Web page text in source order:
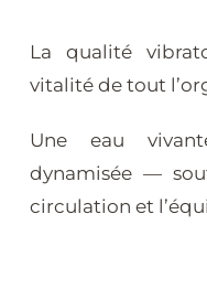
La qualité
vitalité de tout
Une eau
dynamisée —
circulation et